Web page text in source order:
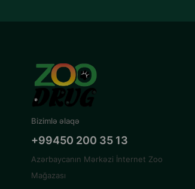
Bizimlə əlaqə
+99450 200 35 13
Azərbaycanın Mərkəzi İnternet Zoo
Mağazası